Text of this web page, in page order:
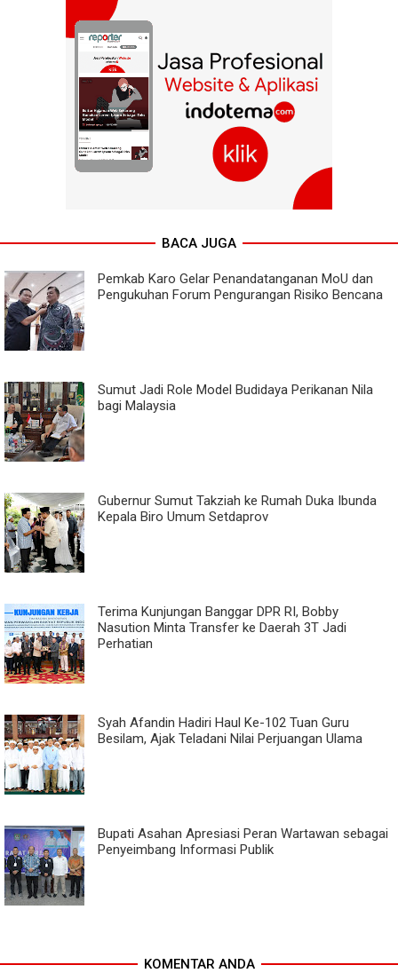
BACA JUGA
Pemkab Karo Gelar Penandatanganan MoU dan
Pengukuhan Forum Pengurangan Risiko Bencana
Sumut Jadi Role Model Budidaya Perikanan Nila
bagi Malaysia
Gubernur Sumut Takziah ke Rumah Duka Ibunda
Kepala Biro Umum Setdaprov
Terima Kunjungan Banggar DPR RI, Bobby
Nasution Minta Transfer ke Daerah 3T Jadi
Perhatian
Syah Afandin Hadiri Haul Ke-102 Tuan Guru
Besilam, Ajak Teladani Nilai Perjuangan Ulama
Bupati Asahan Apresiasi Peran Wartawan sebagai
Penyeimbang Informasi Publik
KOMENTAR ANDA